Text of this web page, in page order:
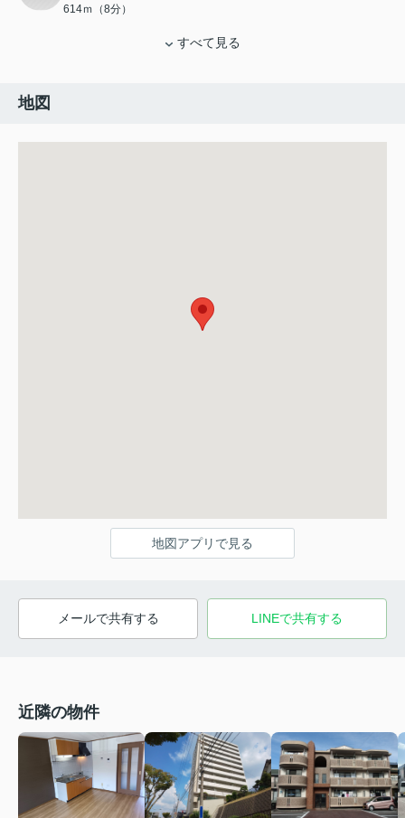
614ｍ（8分）
すべて見る
地図
地図アプリで見る
メールで共有する LINEで共有する
近隣の物件